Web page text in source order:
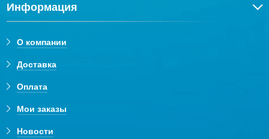
Информация
О компании
Доставка
Оплата
Мои заказы
Новости